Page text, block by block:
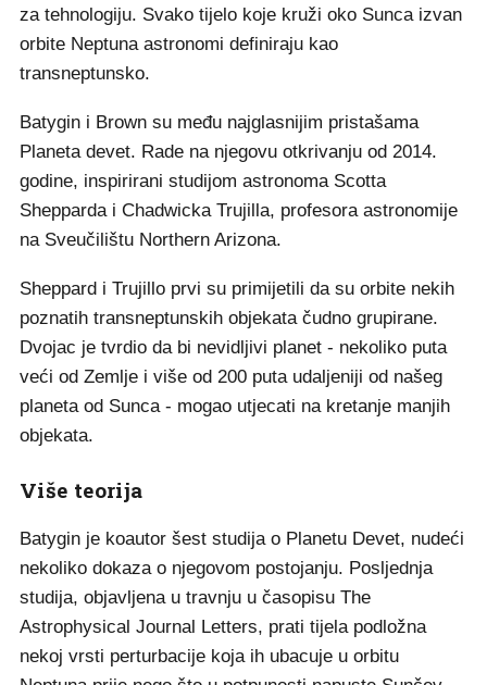
za tehnologiju. Svako tijelo koje kruži oko Sunca izvan
orbite Neptuna astronomi definiraju kao
transneptunsko.
Batygin i Brown su među najglasnijim pristašama
Planeta devet. Rade na njegovu otkrivanju od 2014.
godine, inspirirani studijom astronoma Scotta
Shepparda i Chadwicka Trujilla, profesora astronomije
na Sveučilištu Northern Arizona.
Sheppard i Trujillo prvi su primijetili da su orbite nekih
poznatih transneptunskih objekata čudno grupirane.
Dvojac je tvrdio da bi nevidljivi planet - nekoliko puta
veći od Zemlje i više od 200 puta udaljeniji od našeg
planeta od Sunca - mogao utjecati na kretanje manjih
objekata.
Više teorija
Batygin je koautor šest studija o Planetu Devet, nudeći
nekoliko dokaza o njegovom postojanju. Posljednja
studija, objavljena u travnju u časopisu The
Astrophysical Journal Letters, prati tijela podložna
nekoj vrsti perturbacije koja ih ubacuje u orbitu